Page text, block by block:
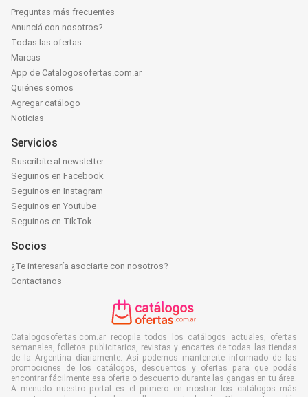
Preguntas más frecuentes
Anunciá con nosotros?
Todas las ofertas
Marcas
App de Catalogosofertas.com.ar
Quiénes somos
Agregar catálogo
Noticias
Servicios
Suscribite al newsletter
Seguinos en Facebook
Seguinos en Instagram
Seguinos en Youtube
Seguinos en TikTok
Socios
¿Te interesaría asociarte con nosotros?
Contactanos
Catalogosofertas.com.ar recopila todos los catálogos actuales, ofertas
semanales, folletos publicitarios, revistas y encartes de todas las tiendas
de la Argentina diariamente. Así podemos mantenerte informado de las
promociones de los catálogos, descuentos y ofertas para que podás
encontrar fácilmente esa oferta o descuento durante las gangas en tu área.
A menudo nuestro portal es el primero en mostrar los catálogos más